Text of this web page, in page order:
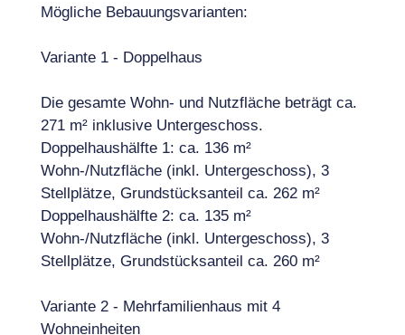
Mögliche Bebauungsvarianten:
Variante 1 - Doppelhaus
Die gesamte Wohn- und Nutzfläche beträgt ca.
271 m² inklusive Untergeschoss.
Doppelhaushälfte 1: ca. 136 m²
Wohn-/Nutzfläche (inkl. Untergeschoss), 3
Stellplätze, Grundstücksanteil ca. 262 m²
Doppelhaushälfte 2: ca. 135 m²
Wohn-/Nutzfläche (inkl. Untergeschoss), 3
Stellplätze, Grundstücksanteil ca. 260 m²
Variante 2 - Mehrfamilienhaus mit 4
Wohneinheiten